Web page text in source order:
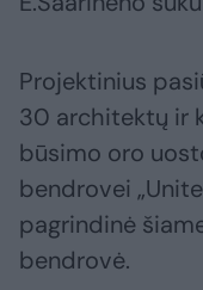
Projektinius
30 architektų ir
būsimo oro
bendrovei
pagrindinė
bendrovė.